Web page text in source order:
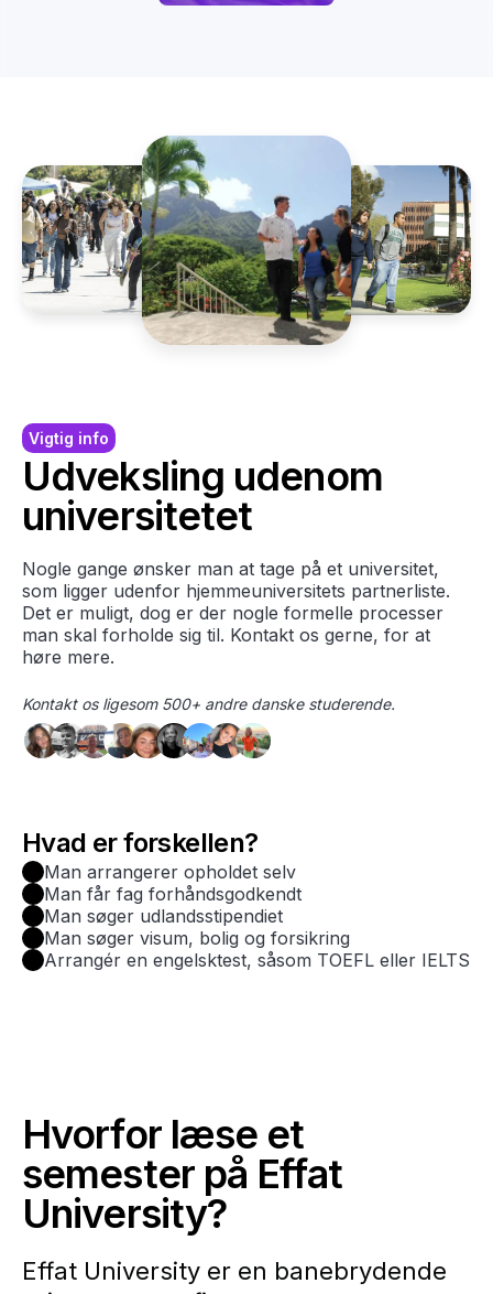
Vigtig info
Udveksling udenom
universitetet
Nogle gange ønsker man at tage på et universitet,
som ligger udenfor hjemmeuniversitets partnerliste.
Det er muligt, dog er der nogle formelle processer
man skal forholde sig til. Kontakt os gerne, for at
høre mere.
Kontakt os ligesom 500+ andre danske studerende.
Hvad er forskellen?
Man arrangerer opholdet selv
Man får fag forhåndsgodkendt
Man søger udlandsstipendiet
Man søger visum, bolig og forsikring
Arrangér en engelsktest, såsom TOEFL eller IELTS
Hvorfor læse et
semester på Effat
University?
Effat University er en banebrydende